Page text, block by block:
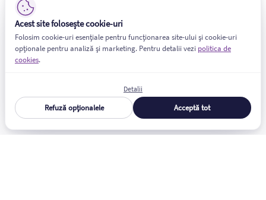
Acest site folosește cookie-uri
Folosim cookie-uri esențiale pentru funcționarea site-ului și cookie-uri
opționale pentru analiză și marketing. Pentru detalii vezi politica de
cookies.
Detalii
Refuză opționalele Acceptă tot